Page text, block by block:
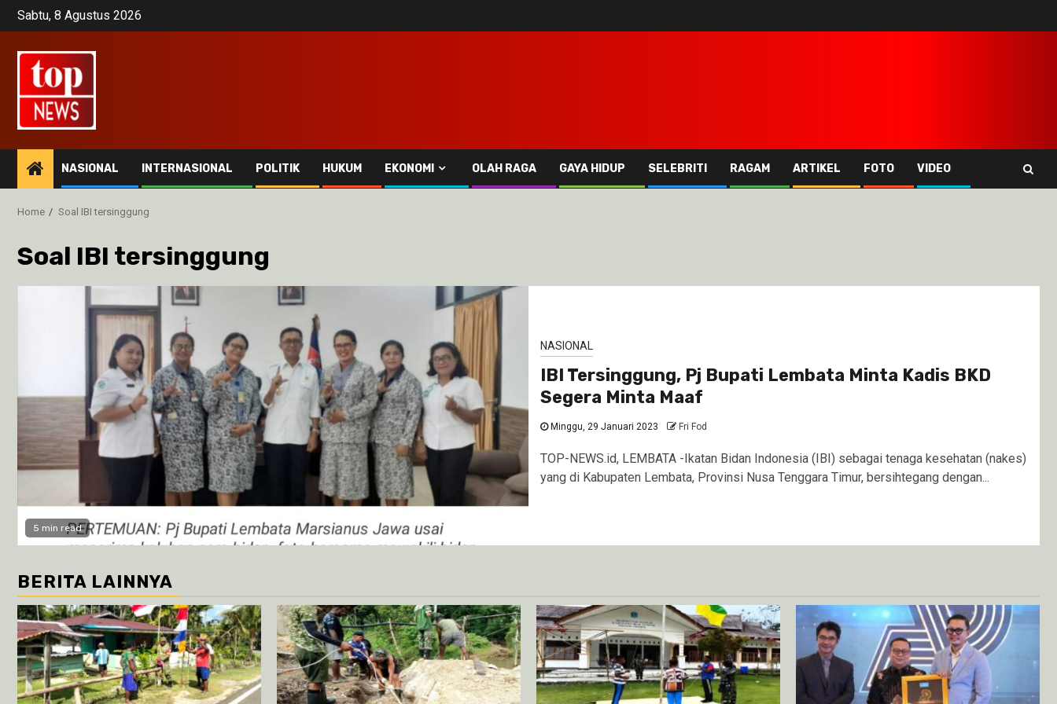
SkipSabtu, 8 Agustus 2026
NASIONAL INTERNASIONAL POLITIK HUKUM EKONOMI OLAH RAGA GAYA HIDUP SELEBRITI RAGAM ARTIKEL FOTO VIDEO
Home Soal IBI tersinggung
Soal IBI tersinggung
5 min read
NASIONAL
IBI Tersinggung, Pj Bupati Lembata Minta Kadis BKD
Segera Minta Maaf
Minggu, 29 Januari 2023 Fri Fod
TOP-NEWS.id, LEMBATA -Ikatan Bidan Indonesia (IBI) sebagai tenaga kesehatan (nakes)
yang di Kabupaten Lembata, Provinsi Nusa Tenggara Timur, bersihtegang dengan...
BERITA LAINNYA